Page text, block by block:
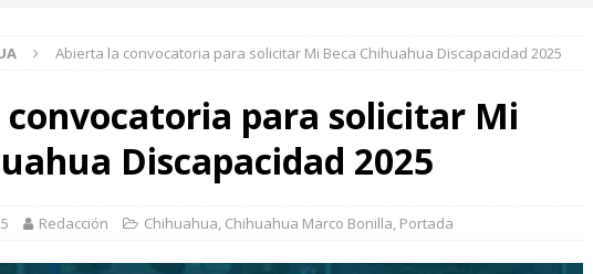
de agosto de 2026 ] Aseguran en Aldama dos vehículos y armas; uno utilizado para
Invita Secretaría de Turismo a eventos de aventura y tradición este
de semana
ESTATAL
Abierta la convocatoria para solicitar Mi Beca Chihuahua Discapacidad 2025
para solicitar Mi
Discapacidad 2025
Redacción Chihuahua, Chihuahua Marco Bonilla, Portada